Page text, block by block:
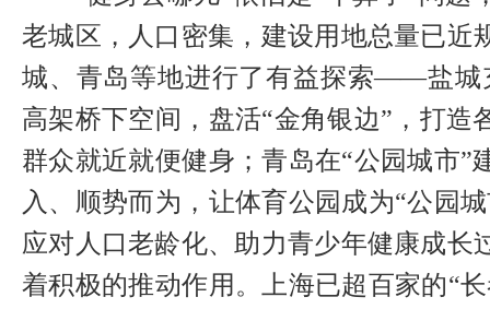
老城区，人口密集，建设用地总量已近
城、青岛等地进行了有益探索——盐城
高架桥下空间，盘活“金角银边”，打造
群众就近就便健身；青岛在“公园城市”
入、顺势而为，让体育公园成为“公园
应对人口老龄化、助力青少年健康成长
着积极的推动作用。上海已超百家的“